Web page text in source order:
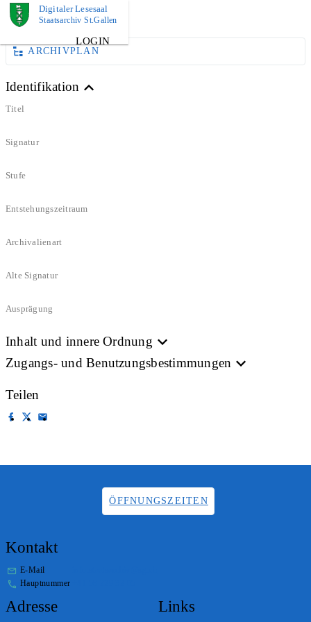
Digitaler Lesesaal
Staatsarchiv St.Gallen
LOGIN
DOKUMENT
ARCHIVPLAN
Identifikation
Titel
Signatur
Stufe
Entstehungszeitraum
Archivalienart
Alte Signatur
Ausprägung
Inhalt und innere Ordnung
Zugangs- und Benutzungsbestimmungen
Teilen
ÖFFNUNGSZEITEN
Kontakt
E-Mail
Hauptnummer
Adresse Links